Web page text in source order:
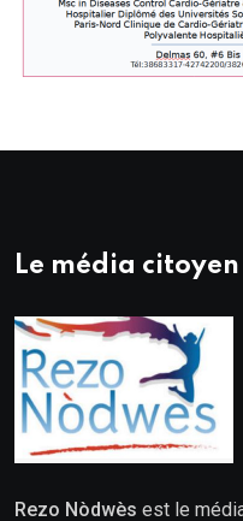
Le média citoyen
Rezo Nòdwès est le